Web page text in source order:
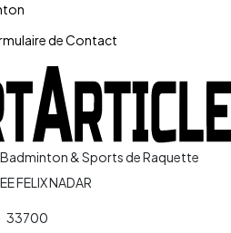
de Contact
& Sports de Raquette
FELIX NADAR
33700